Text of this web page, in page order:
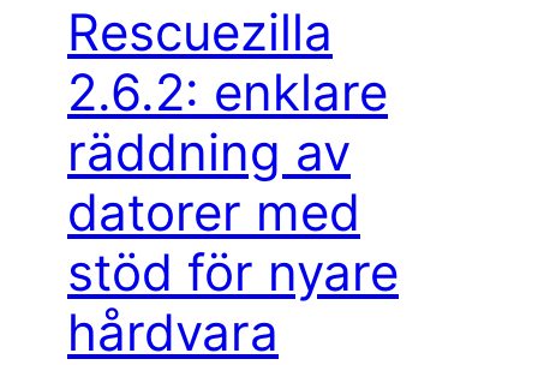
Rescuezilla
2.6.2: enklare
räddning av
datorer med
stöd för nyare
hårdvara